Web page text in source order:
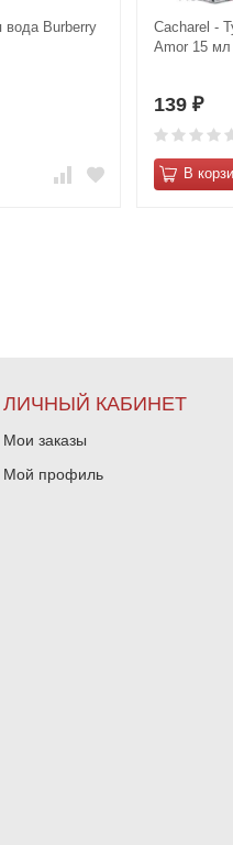
вода Burberry
Cacharel -
Amor 15 мл
139 ₽
В
ЛИЧНЫЙ КАБИНЕТ
Мои заказы
Мой профиль